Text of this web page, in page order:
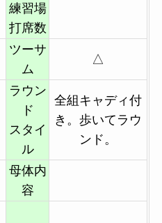
練習場
打席数
ツーサ
ム
△
ラウン
ド
スタイ
ル
全組キャディ付
き。歩いてラウ
ンド。
母体内
容